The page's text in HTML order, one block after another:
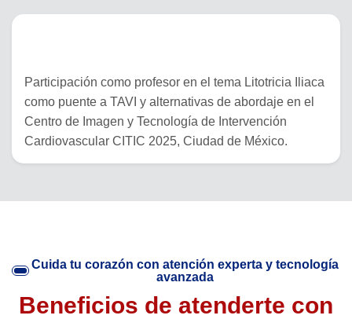
Participación como profesor en el tema Litotricia Iliaca
como puente a TAVI y alternativas de abordaje en el
Centro de Imagen y Tecnología de Intervención
Cardiovascular CITIC 2025, Ciudad de México.
Cuida tu corazón con atención experta y tecnología
avanzada
Beneficios de atenderte con